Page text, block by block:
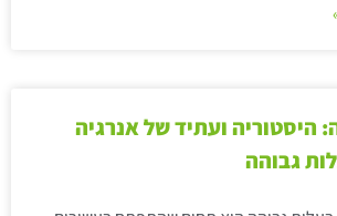
היסטוריה ועתיד של אנרגיה
גבוהה